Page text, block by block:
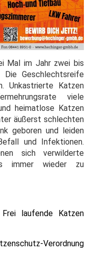
Mal im Jahr zwei bis
Geschlechtsreife
Unkastrierte Katzen
viele
heimatlose Katzen
äußerst schlechten
geboren und leiden
und Infektionen.
sich verwilderte
immer wieder zu
laufende Katzen
Verordnung